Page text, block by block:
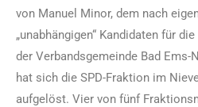
von Manuel Minor, dem nach
„unabhängigen“ Kandidaten für
der Verbandsgemeinde Bad Ems-
hat sich die SPD-Fraktion im
aufgelöst. Vier von fünf